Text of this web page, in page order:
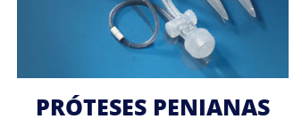
PRÓTESES PENIANAS